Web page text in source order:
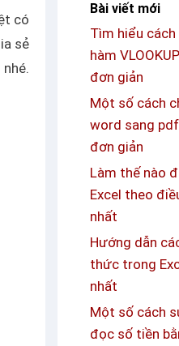
có
sẻ
Bài viết mới
Tìm hiểu cách
hàm
đơn giản
Một số cách
word sang
đơn giản
Làm thế nào
Excel theo
nhất
Hướng dẫn
thức trong
nhất
Một số cách
đọc số tiền